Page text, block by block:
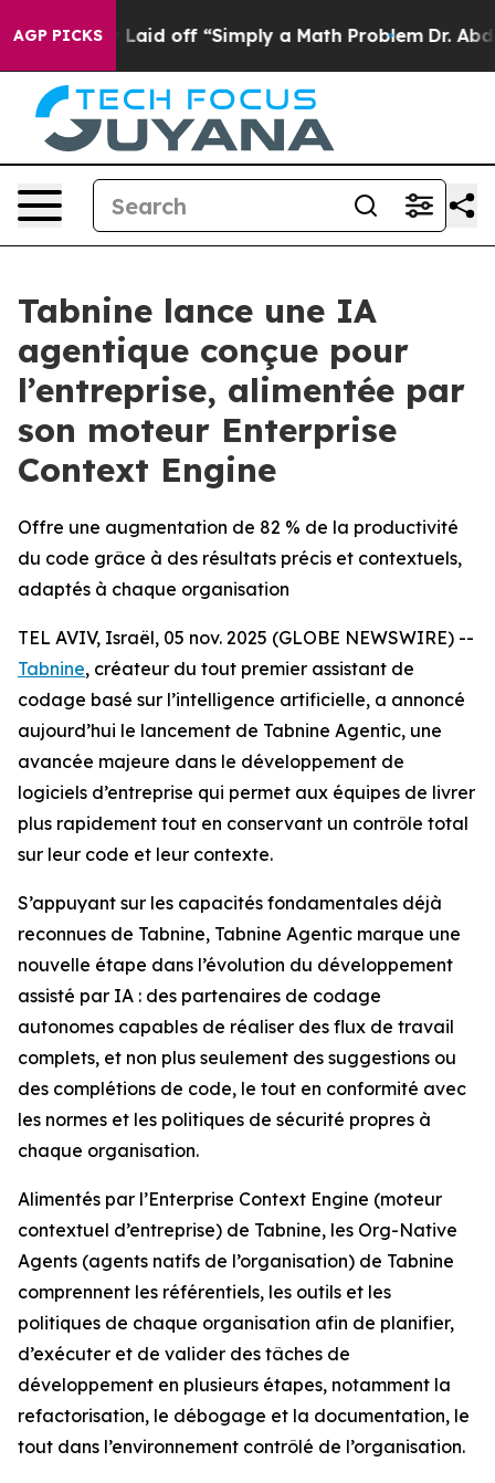
AGP PICKSLaid off “Simply a Math Problem Dr. Abdul
Tabnine lance une IA
agentique conçue pour
l’entreprise, alimentée par
son moteur Enterprise
Context Engine
Offre une augmentation de 82 % de la productivité
du code grâce à des résultats précis et contextuels,
adaptés à chaque organisation
TEL AVIV, Israël, 05 nov. 2025 (GLOBE NEWSWIRE) --
Tabnine, créateur du tout premier assistant de
codage basé sur l’intelligence artificielle, a annoncé
aujourd’hui le lancement de Tabnine Agentic, une
avancée majeure dans le développement de
logiciels d’entreprise qui permet aux équipes de livrer
plus rapidement tout en conservant un contrôle total
sur leur code et leur contexte.
S’appuyant sur les capacités fondamentales déjà
reconnues de Tabnine, Tabnine Agentic marque une
nouvelle étape dans l’évolution du développement
assisté par IA : des partenaires de codage
autonomes capables de réaliser des flux de travail
complets, et non plus seulement des suggestions ou
des complétions de code, le tout en conformité avec
les normes et les politiques de sécurité propres à
chaque organisation.
Alimentés par l’Enterprise Context Engine (moteur
contextuel d’entreprise) de Tabnine, les Org-Native
Agents (agents natifs de l’organisation) de Tabnine
comprennent les référentiels, les outils et les
politiques de chaque organisation afin de planifier,
d’exécuter et de valider des tâches de
développement en plusieurs étapes, notamment la
refactorisation, le débogage et la documentation, le
tout dans l’environnement contrôlé de l’organisation.